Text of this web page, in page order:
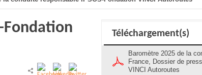
Fondation
Téléchargement(s)
Baromètre 2025 de la
France, Dossier de
VINCI Autoroutes